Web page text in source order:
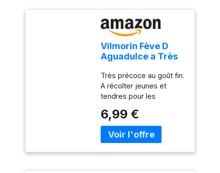
Vilmorin Fève D
Aguadulce a Très
m, Vert
Très précoce au goût fin.
A récolter jeunes et
tendres pour les
sel comme les radis!
6,99 €